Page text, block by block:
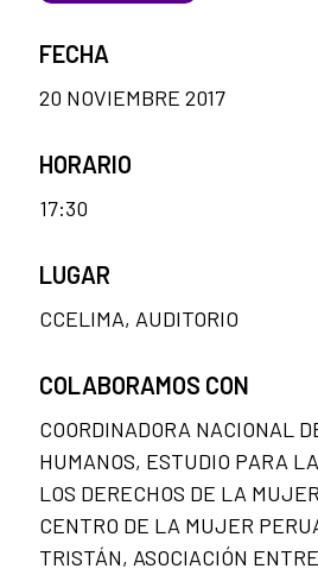
FECHA
20 NOVIEMBRE 2017
HORARIO
17:30
LUGAR
CCELIMA, AUDITORIO
COLABORAMOS CON
COORDINADORA NACIONAL
HUMANOS, ESTUDIO PARA
LOS DERECHOS DE LA
CENTRO DE LA MUJER
TRISTÁN, ASOCIACIÓN